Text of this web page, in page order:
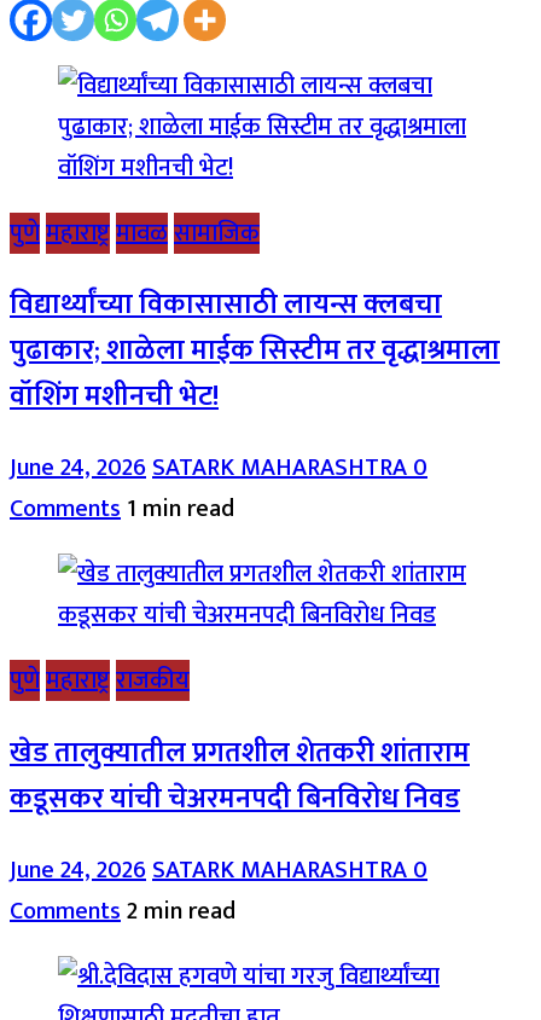
पुणेमहाराष्ट्रमावळसामाजिक
विद्यार्थ्यांच्या विकासासाठी लायन्स क्लबचा
पुढाकार; शाळेला माईक सिस्टीम तर वृद्धाश्रमाला
वॉशिंग मशीनची भेट!
June 24, 2026SATARK MAHARASHTRA0
Comments1 min read
पुणेमहाराष्ट्रराजकीय
खेड तालुक्यातील प्रगतशील शेतकरी शांताराम
कडूसकर यांची चेअरमनपदी बिनविरोध निवड
June 24, 2026SATARK MAHARASHTRA0
Comments2 min read